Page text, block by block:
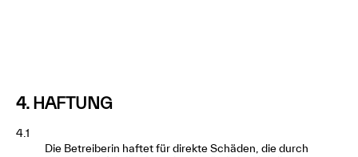
4. HAFTUNG
4.1
Die Betreiberin haftet für direkte Schäden, die durch